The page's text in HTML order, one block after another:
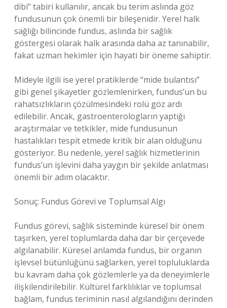
dibi” tabiri kullanılır, ancak bu terim aslında göz
fundusunun çok önemli bir bileşenidir. Yerel halk
sağlığı bilincinde fundus, aslında bir sağlık
göstergesi olarak halk arasında daha az tanınabilir,
fakat uzman hekimler için hayati bir öneme sahiptir.
Mideyle ilgili ise yerel pratiklerde “mide bulantısı”
gibi genel şikayetler gözlemlenirken, fundus’un bu
rahatsızlıkların çözülmesindeki rolü göz ardı
edilebilir. Ancak, gastroenterologların yaptığı
araştırmalar ve tetkikler, mide fundusunun
hastalıkları tespit etmede kritik bir alan olduğunu
gösteriyor. Bu nedenle, yerel sağlık hizmetlerinin
fundus’un işlevini daha yaygın bir şekilde anlatması
önemli bir adım olacaktır.
Sonuç: Fundus Görevi ve Toplumsal Algı
Fundus görevi, sağlık sisteminde küresel bir önem
taşırken, yerel toplumlarda daha dar bir çerçevede
algılanabilir. Küresel anlamda fundus, bir organın
işlevsel bütünlüğünü sağlarken, yerel topluluklarda
bu kavram daha çok gözlemlerle ya da deneyimlerle
ilişkilendirilebilir. Kültürel farklılıklar ve toplumsal
bağlam, fundus teriminin nasıl algılandığını derinden